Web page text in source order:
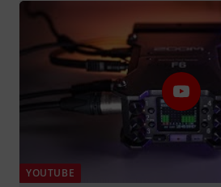
YOUTUBE